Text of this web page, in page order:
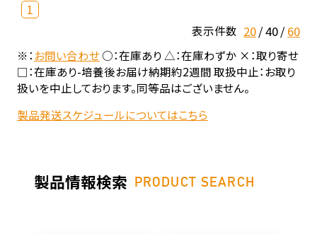
1
表示件数 20 40 60
※：お問い合わせ○：在庫あり △：在庫わずか ×：取り寄せ
□：在庫あり-培養後お届け納期約2週間 取扱中止：お取り
扱いを中止しております。同等品はございません。
製品発送スケジュールについてはこちら
製品情報検索 PRODUCT SEARCH